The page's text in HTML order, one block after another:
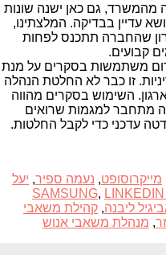
מהמשרד, גם כאן ישנה שונות
עדיין בבדיקה. המלצתינו,
שהחברה תתכנס לפחות
קבועים.
משתמשות בסקרים על מנת
זו כבר לא החלטת הנהלה
השימוש בסקרים מהווה
מתחבר למגמות שרואים
עדכני כדי לקבל החלטות.
מייקרוסופט, נעמה ספיר, יעל
SAMSUNG,
ליבנה, קהילת משאבי
, מנהלת משאבי אנוש